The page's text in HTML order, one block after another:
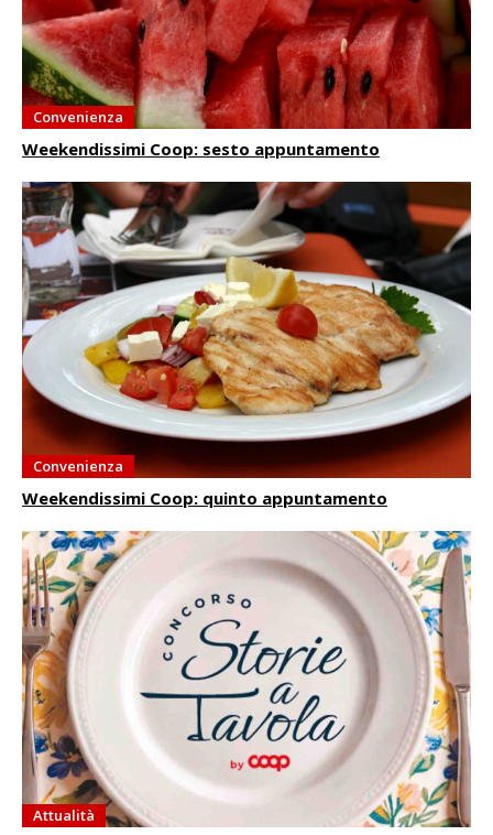
Convenienza
Weekendissimi Coop: sesto appuntamento
Convenienza
Weekendissimi Coop: quinto appuntamento
Attualità